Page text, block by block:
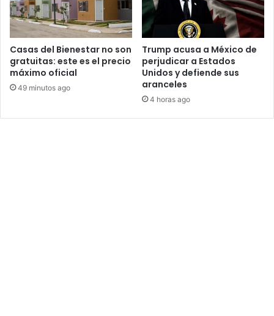
Casas del Bienestar no son
gratuitas: este es el precio
máximo oficial
49 minutos ago
Trump acusa a México de
perjudicar a Estados
Unidos y defiende sus
aranceles
4 horas ago